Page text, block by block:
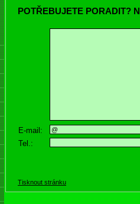
POTŘEBUJETE PORADIT?
E-mail:
Tel.:
Tisknout stránku